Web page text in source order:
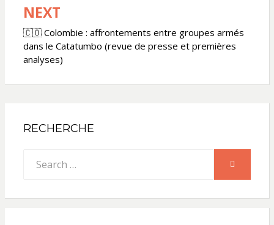
NEXT
🇨🇴 Colombie : affrontements entre groupes armés
dans le Catatumbo (revue de presse et premières
analyses)
RECHERCHE
for:
SEARCH